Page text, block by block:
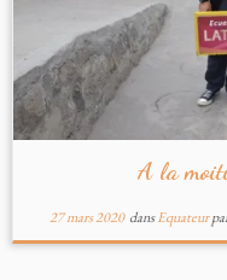
A la
27 mars 2020dansEquateur